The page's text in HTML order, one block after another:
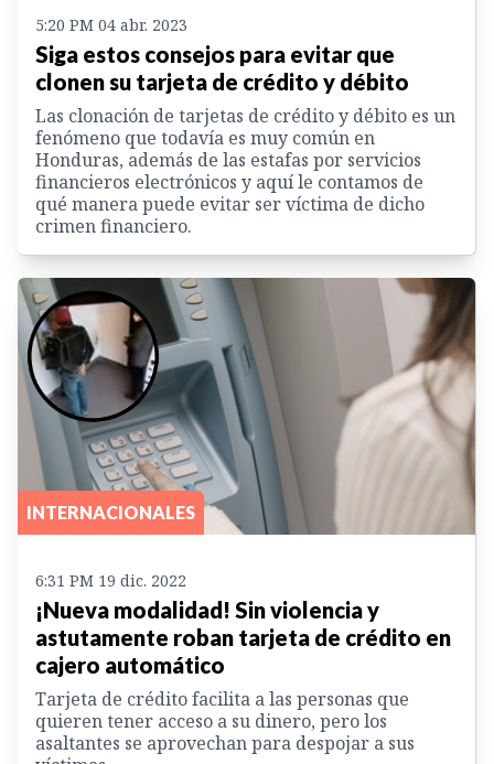
5:20 PM 04 abr. 2023
Siga estos consejos para evitar que
clonen su tarjeta de crédito y débito
Las clonación de tarjetas de crédito y débito es un
fenómeno que todavía es muy común en
Honduras, además de las estafas por servicios
financieros electrónicos y aquí le contamos de
qué manera puede evitar ser víctima de dicho
crimen financiero.
INTERNACIONALES
6:31 PM 19 dic. 2022
¡Nueva modalidad! Sin violencia y
astutamente roban tarjeta de crédito en
cajero automático
Tarjeta de crédito facilita a las personas que
quieren tener acceso a su dinero, pero los
asaltantes se aprovechan para despojar a sus